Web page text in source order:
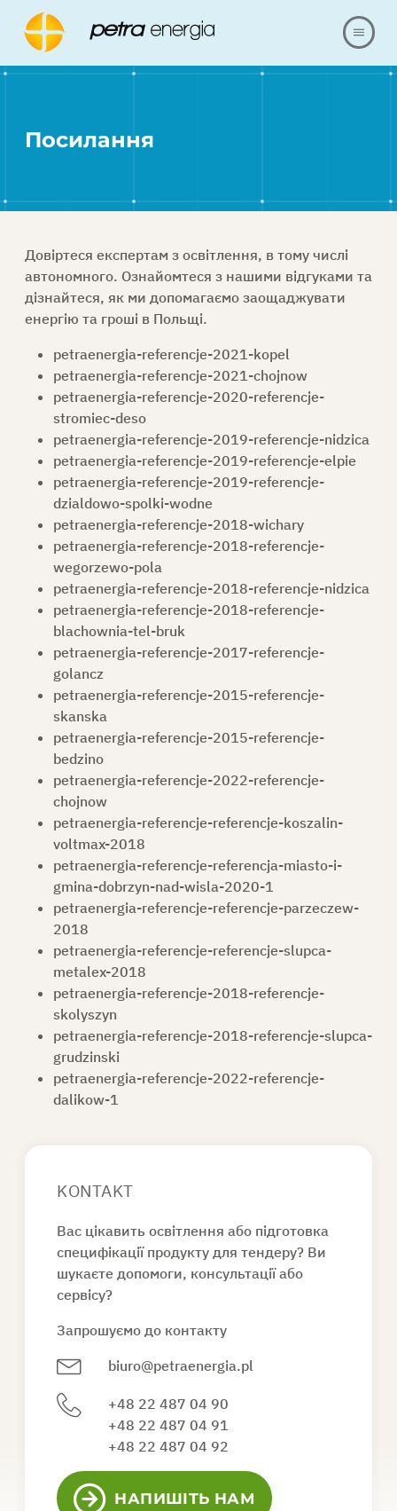
НАШІ РЕАЛІЗАЦІЇ
ПИТАННЯ ТА ВІДПОВІДІ
КОНТАКТИ
ЗАПИТ ПРОПОЗИЦІЇ
Посилання
Довіртеся експертам з освітлення, в тому числі
автономного. Ознайомтеся з нашими відгуками та
дізнайтеся, як ми допомагаємо заощаджувати
енергію та гроші в Польщі.
petraenergia-referencje-2021-kopel
petraenergia-referencje-2021-chojnow
petraenergia-referencje-2020-referencje-
stromiec-deso
petraenergia-referencje-2019-referencje-nidzica
petraenergia-referencje-2019-referencje-elpie
petraenergia-referencje-2019-referencje-
dzialdowo-spolki-wodne
petraenergia-referencje-2018-wichary
petraenergia-referencje-2018-referencje-
wegorzewo-pola
petraenergia-referencje-2018-referencje-nidzica
petraenergia-referencje-2018-referencje-
blachownia-tel-bruk
petraenergia-referencje-2017-referencje-
golancz
petraenergia-referencje-2015-referencje-
skanska
petraenergia-referencje-2015-referencje-
bedzino
petraenergia-referencje-2022-referencje-
chojnow
petraenergia-referencje-referencje-koszalin-
voltmax-2018
petraenergia-referencje-referencja-miasto-i-
gmina-dobrzyn-nad-wisla-2020-1
petraenergia-referencje-referencje-parzeczew-
2018
petraenergia-referencje-referencje-slupca-
metalex-2018
petraenergia-referencje-2018-referencje-
skolyszyn
petraenergia-referencje-2018-referencje-slupca-
grudzinski
petraenergia-referencje-2022-referencje-
dalikow-1
KONTAKT
Вас цікавить освітлення або підготовка
специфікації продукту для тендеру? Ви
шукаєте допомоги, консультації або
сервісу?
Запрошуємо до контакту
biuro@petraenergia.pl
+48 22 487 04 90
+48 22 487 04 91
+48 22 487 04 92
НАПИШІТЬ НАМ